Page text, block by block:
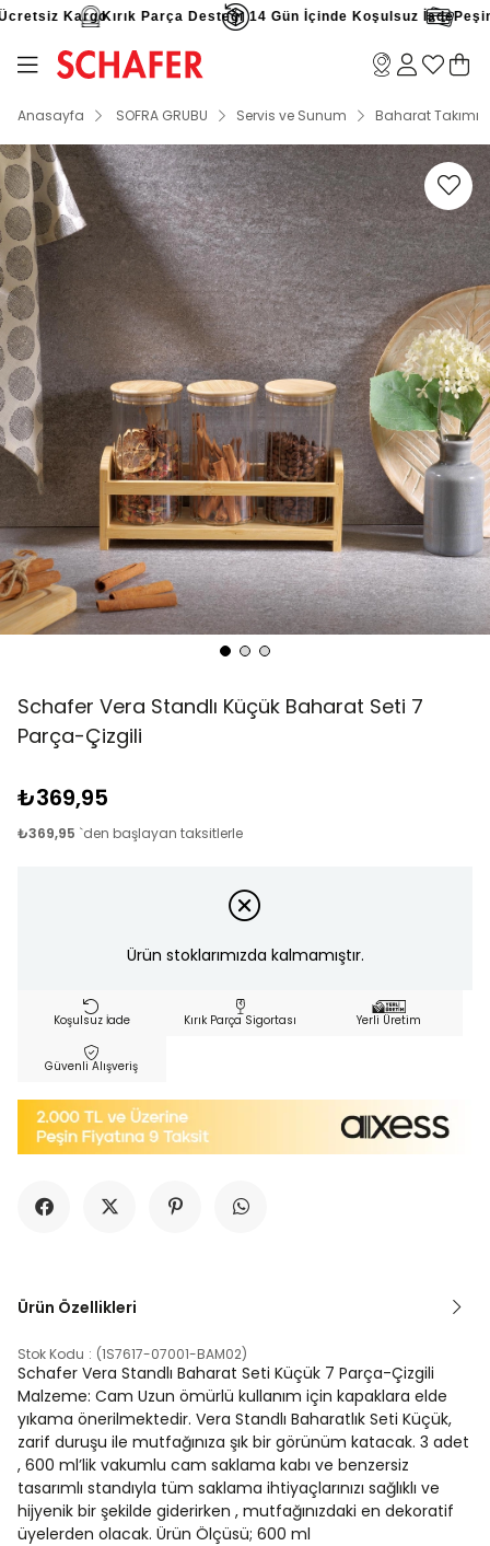
KargoKırık Parça Desteği 14 Gün İçinde Koşulsuz İadePeşin
Anasayfa SOFRA GRUBU Servis ve Sunum Baharat Takımı
Schafer Vera Standlı Küçük Baharat Seti 7
Parça-Çizgili
₺369,95
₺369,95 `den başlayan taksitlerle
Ürün stoklarımızda kalmamıştır.
Koşulsuz İade Kırık Parça Sigortası Yerli Üretim
Güvenli Alışveriş
Ürün Özellikleri
Stok Kodu (1S7617-07001-BAM02)
Schafer Vera Standlı Baharat Seti Küçük 7 Parça-Çizgili
Malzeme: Cam Uzun ömürlü kullanım için kapaklara elde
yıkama önerilmektedir. Vera Standlı Baharatlık Seti Küçük,
zarif duruşu ile mutfağınıza şık bir görünüm katacak. 3 adet
, 600 ml’lik vakumlu cam saklama kabı ve benzersiz
tasarımlı standıyla tüm saklama ihtiyaçlarınızı sağlıklı ve
hijyenik bir şekilde giderirken , mutfağınızdaki en dekoratif
üyelerden olacak. Ürün Ölçüsü; 600 ml